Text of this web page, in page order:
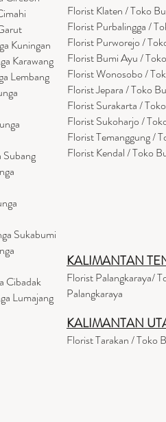
Kuningan
Karawang
Lembang
Subang
Sukabumi
Cibadak
Lumajang
Florist Klaten / Toko
Florist Purbalingga /
Florist Purworejo /
Florist Bumi Ayu /
Florist Wonosobo /
Florist Jepara / Toko
Florist Surakarta /
Florist Sukoharjo /
Florist Temanggung /
Florist Kendal / Toko
KALIMANTAN
Florist Palangkaraya/
Palangkaraya
KALIMANTAN
Florist Tarakan / Toko